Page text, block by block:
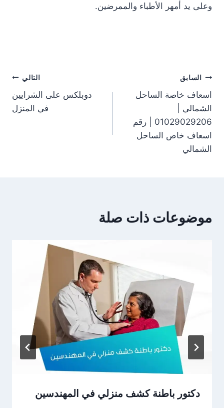
وعلى يد أمهر الأطباء والممرضين.
تصفّح
المقالات
السابق
اسعاف خاصة الساحل
الشمالي |
01029029206 | رقم
اسعاف خاص الساحل
الشمالي
التالي
دوبلكس على الشرايين
في المنزل
موضوعات ذات صلة
دكتور باطنة كشف منزلي في المهندسين